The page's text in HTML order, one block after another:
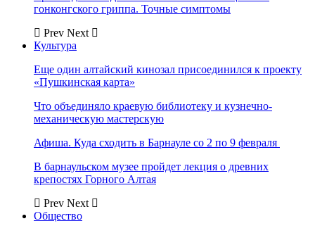
гонконгского гриппа. Точные симптомы
Prev Next
Культура
Еще один алтайский кинозал присоединился к проекту
«Пушкинская карта»
Что объединяло краевую библиотеку и кузнечно-
механическую мастерскую
Афиша. Куда сходить в Барнауле со 2 по 9 февраля
В барнаульском музее пройдет лекция о древних
крепостях Горного Алтая
Prev Next
Общество